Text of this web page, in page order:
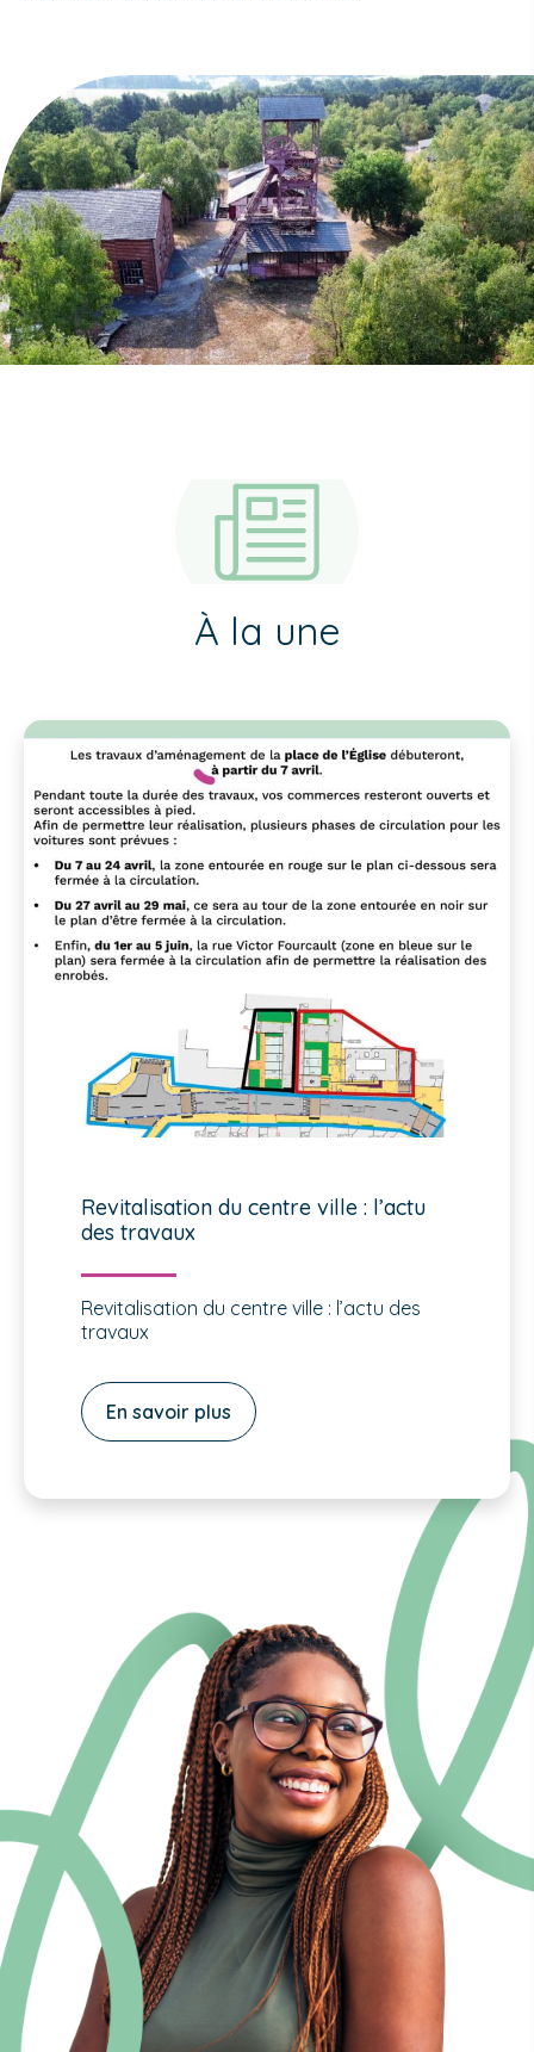
À la une
Revitalisation du centre ville : l’actu
des travaux
Revitalisation du centre ville : l’actu des
travaux
En savoir plus